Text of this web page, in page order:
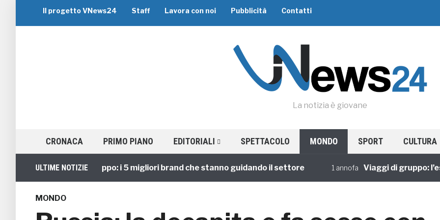
Il progetto VNews24 Staff Lavora con noi Pubblicità Contatti
La notizia è giovane
CRONACA PRIMO PIANO EDITORIALI SPETTACOLO MONDO SPORT CULTURA
ULTIME NOTIZIE
Viaggi di Gruppo: i 5 migliori brand che stanno guidando il settore 1 annofa Viaggi di gruppo:
MONDO